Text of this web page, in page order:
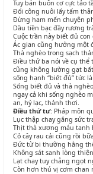
Tuy bán buôn cơ cực tảo
Đổi công nuôi lấy tấm
Đừng ham mến chuyện
Dầu tiền bạc đầy rương
Cuộc trần này biết đủ con
Ác gian cũng hưởng một
Thà nghèo trong sạch
Điều thứ ba nói về cụ thể
cũng không lường gạt bất
sống hạnh “biết đủ” tức
Sống biết đủ và thà
ngay cả khi sống nghèo
an, hỷ lạc, thảnh thơi.
Điều thứ tư: Pháp môn
Lục thập chay gắng sức
Thịt thà xương máu tanh
Cỏ cây rau cải cũng rồi
Đức từ bi thường hằng
Không sát sanh lòng
Lạt chay tuy chẳng ngọt
Còn hơn thú vị cơm chan